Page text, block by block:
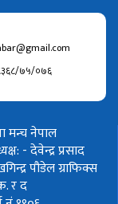
७५/०७६
मन्च नेपाल
- देवेन्द्र प्रसाद
पौडेलग्राफिक्स
र द